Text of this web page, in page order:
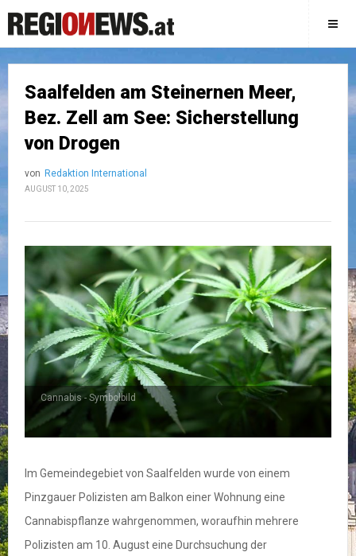
Saalfelden am Steinernen Meer,
Bez. Zell am See: Sicherstellung
von Drogen
von Redaktion International
AUGUST 10, 2025
Cannabis - Symbolbild
Im Gemeindegebiet von Saalfelden wurde von einem
Pinzgauer Polizisten am Balkon einer Wohnung eine
Cannabispflanze wahrgenommen, woraufhin mehrere
Polizisten am 10. August eine Durchsuchung der